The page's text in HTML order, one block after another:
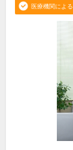
医療機関による